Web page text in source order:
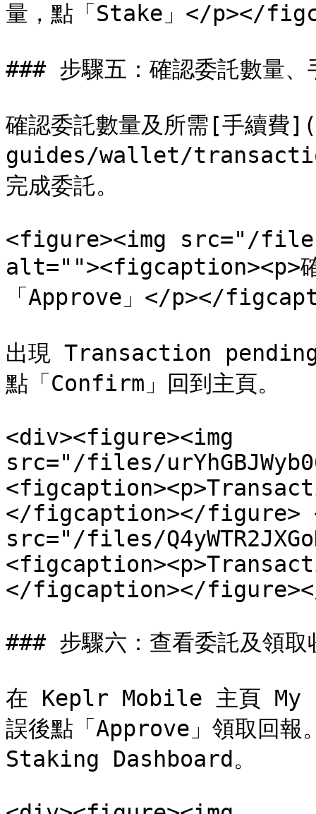
量，點「Stake」</p></
### 步驟五：確認委託數量、
確認委託數量及所需[手續
guides/wallet/
完成委託。
<figure><img src="/
alt=""><figcaption><p>確
「Approve」</p></
出現 Transaction
點「Confirm」回到主頁。
<div><figure><img
src="/files/
</figcaption></figure>
src="/files/
</figcaption></
### 步驟六：查看委託及領取
在 Keplr Mobile 主頁 My
誤後點「Approve」領取回
Staking Dashboard。